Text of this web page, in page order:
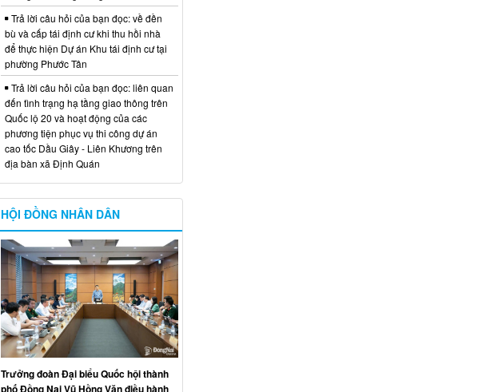
Trả lời câu hỏi của bạn đọc: về đền
bù và cấp tái định cư khi thu hồi nhà
để thực hiện Dự án Khu tái định cư tại
phường Phước Tân
Trả lời câu hỏi của bạn đọc: liên quan
đến tình trạng hạ tầng giao thông trên
Quốc lộ 20 và hoạt động của các
phương tiện phục vụ thi công dự án
cao tốc Dầu Giây - Liên Khương trên
địa bàn xã Định Quán
HỘI ĐỒNG NHÂN DÂN
Trưởng đoàn Đại biểu Quốc hội thành
phố Đồng Nai Vũ Hồng Văn điều hành